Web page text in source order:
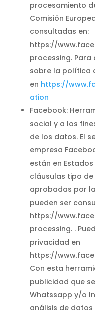
procesamiento
Comisión
consultadas en:
https://
processing.
sobre la política
en https://
ation
Facebook:
social y a los
de los datos. El
empresa
están en
cláusulas tipo
aprobadas por
pueden ser
https://
processing. .
privacidad en
https://
Con esta
publicidad que
Whatssapp y/o
análisis de